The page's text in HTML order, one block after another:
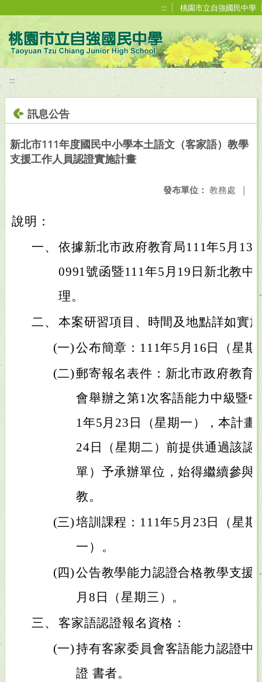
::: 桃園市立自強國民中學
:::
訊息公告
新北市111年度國民中小學本土語文（客家語）教學
支援工作人員認證實施計畫
發布單位： 教務處 |
說明：
一、 依據新北市政府教育局111年5月13
0991號函暨111年5月19日新北教中
理。
二、 本案研習項目、時間及地點詳如實
(一)公布簡章：111年5月16日（星期
(二)郵寄報名表件：新北市政府教育
會舉辦之第1次客語能力中級暨
1年5月23日（星期一），本計
24日（星期二）前提供通過該認
單）予承辦單位，始得繼續參與
教。
(三)培訓課程：111年5月23日（星
一）。
(四)公告教學能力認證合格教學支援
月8日（星期三）。
三、 客家語認證報名資格：
(一)持有客家委員會客語能力認證中
證 書者。